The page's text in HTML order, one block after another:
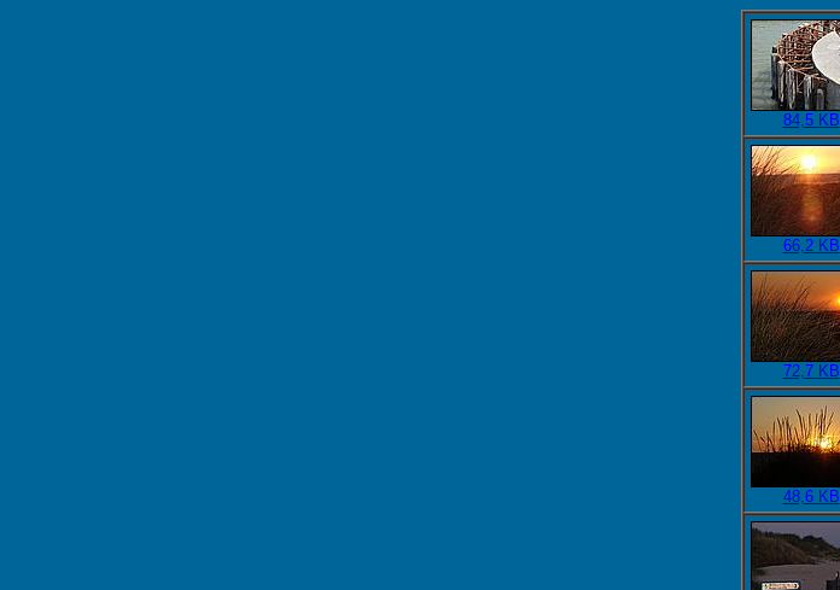
84,5 KB
66,2 KB
72,7 KB
48,6 KB